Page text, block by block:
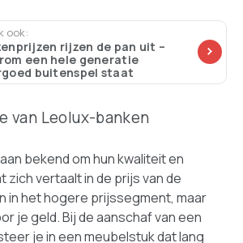
ook:
rijzen de pan uit –
een hele generatie
buitenspel staat
van Leolux-banken
bekend om hun kwaliteit en
zich vertaalt in de prijs van de
in het hogere prijssegment, maar
je geld. Bij de aanschaf van een
je in een meubelstuk dat lang